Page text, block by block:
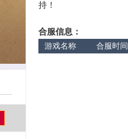
持！
合服信息：
游戏名称
合服时间